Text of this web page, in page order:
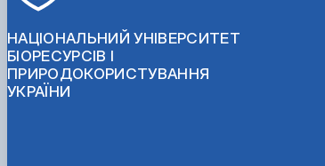
НАЦІОНАЛЬНИЙ УНІВЕРСИТЕТ
БІОРЕСУРСІВ І
ПРИРОДОКОРИСТУВАННЯ
УКРАЇНИ